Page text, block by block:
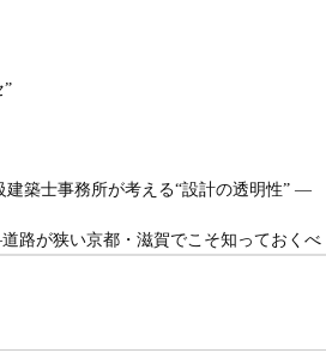
”
築士事務所が考える“設計の透明性” ―
路が狭い京都・滋賀でこそ知っておくべ